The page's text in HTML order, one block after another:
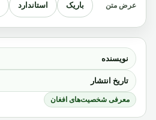
نویسنده
تاریخ انتشار
معرفی شخصیت‌های افغان
عرض متن باریک استاندارد